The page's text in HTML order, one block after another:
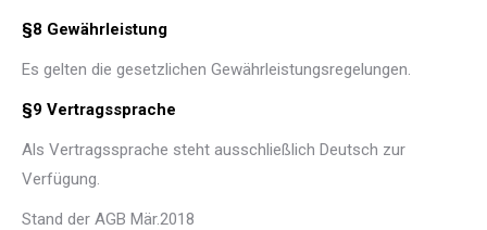
§8 Gewährleistung
Es gelten die gesetzlichen Gewährleistungsregelungen.
§9 Vertragssprache
Als Vertragssprache steht ausschließlich Deutsch zur
Verfügung.
Stand der AGB Mär.2018